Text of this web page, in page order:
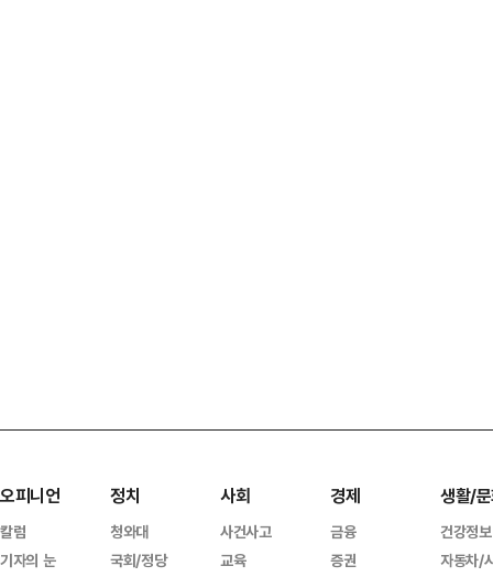
오피니언
칼럼
기자의 눈
정치
청와대
국회/정당
사회
사건사고
교육
경제
금융
증권
생활/
건강정보
자동차/